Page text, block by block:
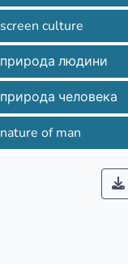
screen culture
природа людини
природа человека
nature of man